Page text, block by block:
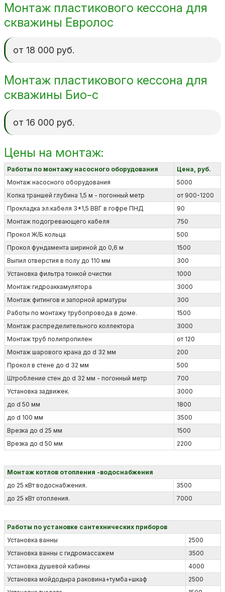
Монтаж пластикового кессона для
скважины Евролос
от 18 000 руб.
Монтаж пластикового кессона для
скважины Био-с
от 16 000 руб.
Цены на монтаж:
Работы по монтажу насосного оборудования
Цена, руб.
Монтаж насосного оборудования
5000
Копка траншей глубина 1,5 м - погонный метр
от 900-1200
Прокладка эл.кабеля 3*1,5 ВВГ в гофре ПНД
90
Монтаж подогревающего кабеля
750
Прокол Ж/Б кольца
500
Прокол фундамента шириной до 0,6 м
1500
Выпил отверстия в полу до 110 мм
300
Установка фильтра тонкой очистки
1000
Монтаж гидроаккамулятора
3000
Монтаж фитингов и запорной арматуры
300
Работы по монтажу трубопровода в доме.
1500
Монтаж распределительного коллектора
3000
Монтаж труб полипропилен
от 120
Монтаж шарового крана до d 32 мм
200
Прокол в стене до d 32 мм
500
Штробление стен до d 32 мм - погонный метр
700
Установка задвижек.
3000
до d 50 мм
1800
до d 100 мм
3500
Врезка до d 25 мм
1500
Врезка до d 50 мм
2200
Монтаж котлов отопления -водоснабжения
до 25 кВт водоснабжения.
3500
до 25 кВт отопления.
7000
Работы по установке сантехнических приборов
Установка ванны
2500
Установка ванны с гидромассажем
3500
Установка душевой кабины
4000
Установка мойдодыра раковина+тумба+шкаф
2500